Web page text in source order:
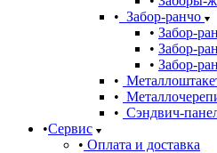
Забор-ранчо
Забор-
Забор-
Забор-
Сэндвич-
Сервис
Оплата и доставка